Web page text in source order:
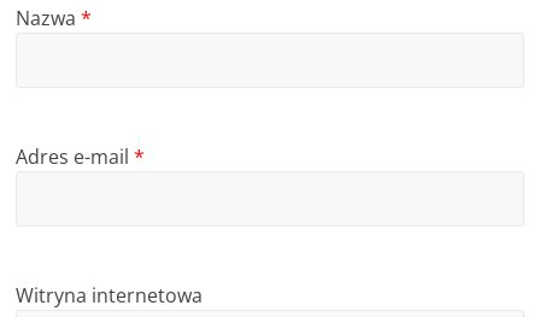
Nazwa*
Adres e-mail*
Witryna internetowa